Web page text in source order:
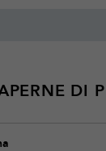
DI